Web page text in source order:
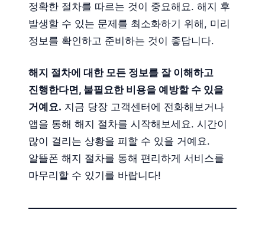
정확한 절차를 따르는 것이 중요해요. 해지 후
발생할 수 있는 문제를 최소화하기 위해, 미리
정보를 확인하고 준비하는 것이 좋답니다.
해지 절차에 대한 모든 정보를 잘 이해하고
진행한다면, 불필요한 비용을 예방할 수 있을
거예요. 지금 당장 고객센터에 전화해보거나
앱을 통해 해지 절차를 시작해보세요. 시간이
많이 걸리는 상황을 피할 수 있을 거예요.
알뜰폰 해지 절차를 통해 편리하게 서비스를
마무리할 수 있기를 바랍니다!